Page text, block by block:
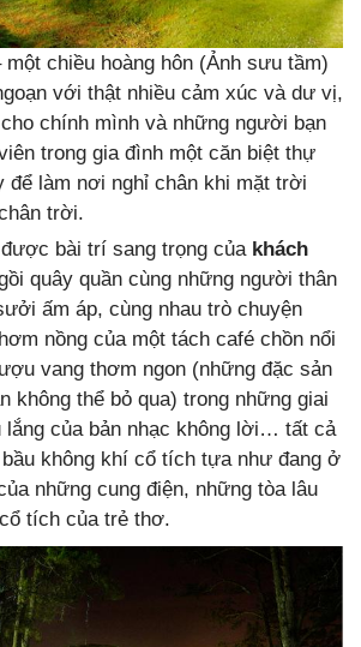
chiều hoàng hôn (Ảnh sưu tầm)
với thật nhiều cảm xúc và dư vị,
chính mình và những người bạn
trong gia đình một căn biệt thự
để làm nơi nghỉ chân khi mặt trời
trời.
bài trí sang trọng của khách
quây quần cùng những người thân
ấm áp, cùng nhau trò chuyện
nồng của một tách café chồn nổi
vang thơm ngon (những đặc sản
không thể bỏ qua) trong những giai
lắng của bản nhạc không lời… tất cả
không khí cổ tích tựa như đang ở
những cung điện, những tòa lâu
tích của trẻ thơ.